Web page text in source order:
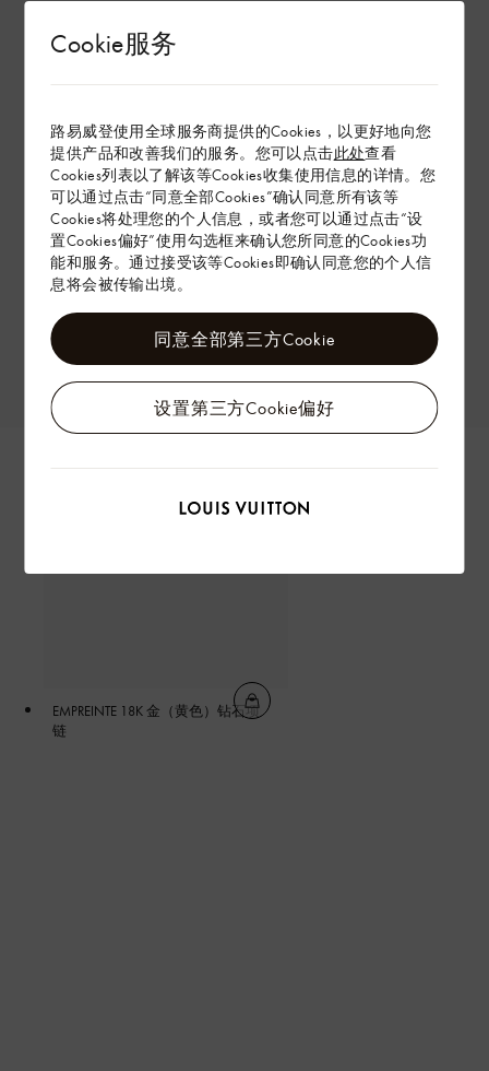
Cookie服务
路易威登使用全球服务商提供的Cookies，以更好地向您
提供产品和改善我们的服务。您可以点击此处查看
Cookies列表以了解该等Cookies收集使用信息的详情。您
可以通过点击“同意全部Cookies”确认同意所有该等
Cookies将处理您的个人信息，或者您可以通过点击“设
置Cookies偏好”使用勾选框来确认您所同意的Cookies功
能和服务。通过接受该等Cookies即确认同意您的个人信
息将会被传输出境。
设置第三方Cookie偏好
同意全部第三方Cookie
EMPREINTE 18K 金（黄色）钻石项
链